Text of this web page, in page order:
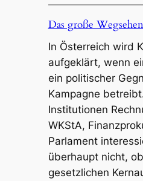
Das große Wegsehen
In Österreich wird
aufgeklärt, wenn
ein politischer
Kampagne
Institutionen
WKStA,
Parlament
überhaupt nicht,
gesetzlichen